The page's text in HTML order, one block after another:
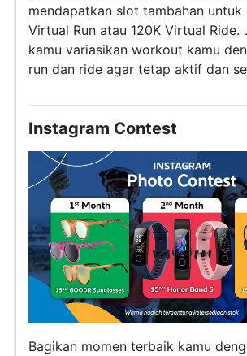
mendapatkan slot tambahan untuk
Virtual Run atau 120K Virtual Ride.
kamu variasikan workout kamu
run dan ride agar tetap aktif dan
Instagram Contest
Bagikan momen terbaik kamu